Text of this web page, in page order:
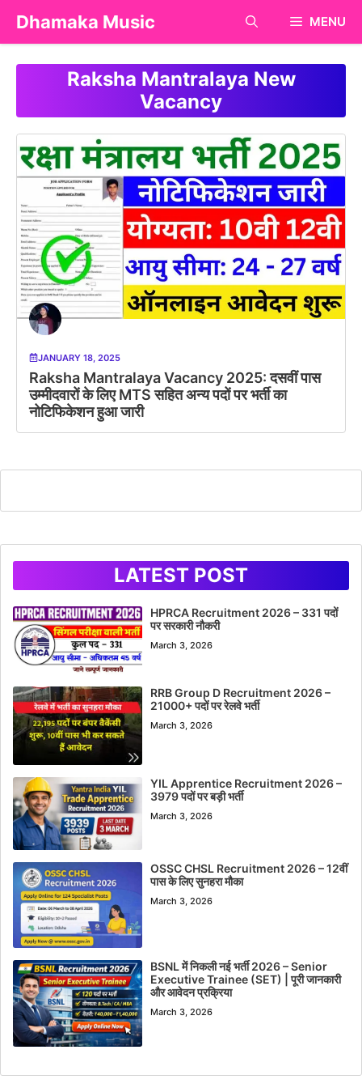
Skip
content
Dhamaka Music MENU
Raksha Mantralaya New
Vacancy
JANUARY 18, 2025
Raksha Mantralaya Vacancy 2025: दसवीं पास
उम्मीदवारों के लिए MTS सहित अन्य पदों पर भर्ती का
नोटिफिकेशन हुआ जारी
LATEST POST
HPRCA Recruitment 2026 – 331 पदों
पर सरकारी नौकरी
March 3, 2026
RRB Group D Recruitment 2026 –
21000+ पदों पर रेलवे भर्ती
March 3, 2026
YIL Apprentice Recruitment 2026 –
3979 पदों पर बड़ी भर्ती
March 3, 2026
OSSC CHSL Recruitment 2026 – 12वीं
पास के लिए सुनहरा मौका
March 3, 2026
BSNL में निकली नई भर्ती 2026 – Senior
Executive Trainee (SET) | पूरी जानकारी
और आवेदन प्रक्रिया
March 3, 2026